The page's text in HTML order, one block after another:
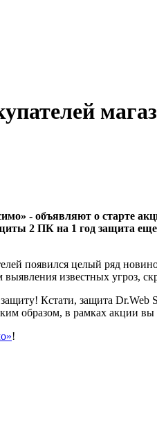
- объявляют о старте
2 ПК на 1 год защита
появился целый ряд
известных угроз,
Кстати, защита Dr.Web
образом, в рамках акции
!